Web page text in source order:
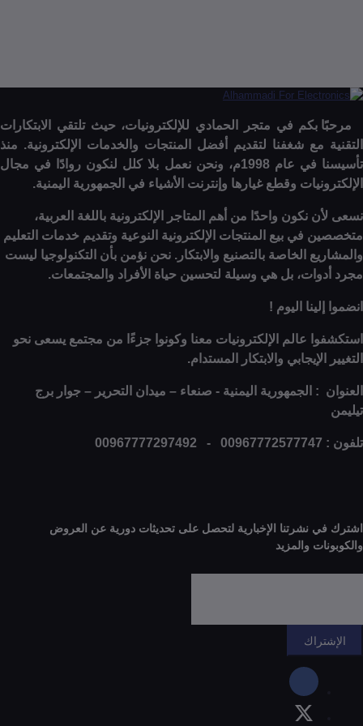
بكم في متجر الحمادي للإلكترونيات، حيث تلتقي الابتكارات
مع شغفنا لتقديم أفضل المنتجات والخدمات الإلكترونية. منذ
تأسيسنا في عام 1998م، ونحن نعمل بلا كلل لنكون روادًا في مجال
وقطع غيارها وإنترنت الأشياء في الجمهورية اليمنية.
نكون واحدًا من أهم المتاجر الإلكترونية باللغة العربية،
في بيع المنتجات الإلكترونية النوعية وتقديم خدمات التعليم
الخاصة بالتصنيع والابتكار. نحن نؤمن بأن التكنولوجيا ليست
بل هي وسيلة لتحسين حياة الأفراد والمجتمعات.
اليوم !
عالم الإلكترونيات معنا وكونوا جزءًا من مجتمع يسعى نحو
والابتكار المستدام.
: الجمهورية اليمنية - صنعاء – ميدان التحرير – جوار برج
نشرتنا الإخبارية لتحصل على تحديثات دورية عن العروض
والمزيد